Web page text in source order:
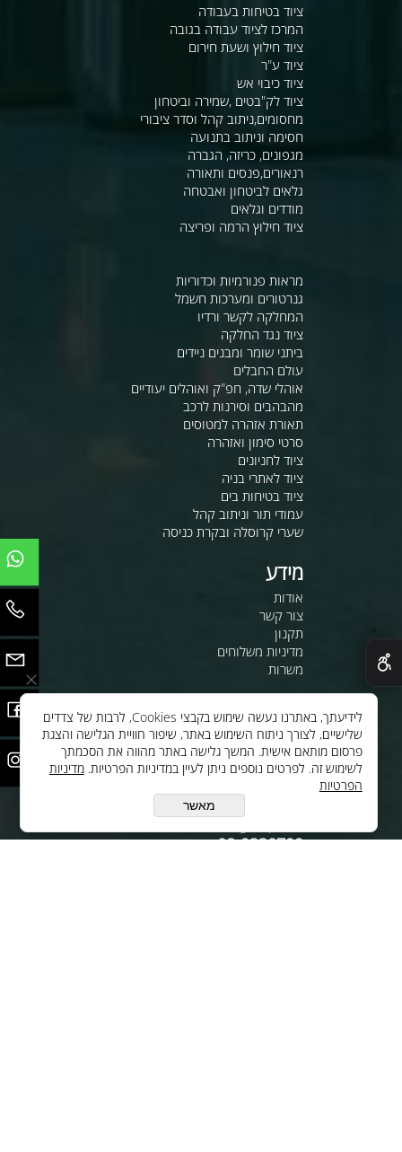
ציוד בטיחות בעבודה
המרכז לציוד עבודה בגובה
ציוד חילוץ ושעת חירום
ציוד ע"ר
ציוד כיבוי אש
ציוד לק"בטים ,שמירה וביטחון
מחסומים,ניתוב קהל וסדר ציבורי
חסימה וניתוב בתנועה
מגפונים, כריזה, הגברה
רנאורים,פנסים ותאורה
גלאים לביטחון ואבטחה
מודדים וגלאים
ציוד חילוץ הרמה ופריצה
מראות פנורמיות וכדוריות
גנרטורים ומערכות חשמל
המחלקה לקשר ורדיו
ציוד נגד החלקה
ביתני שומר ומבנים ניידים
עולם החבלים
אוהלי שדה, חפ"ק ואוהלים יעודיים
מהבהבים וסירנות לרכב
תאורת אזהרה למטוסים
סרטי סימון ואזהרה
ציוד לחניונים
ציוד לאתרי בניה
ציוד בטיחות בים
עמודי תור וניתוב קהל
שערי קרוסלה ובקרת כניסה
מידע
אודות
צור קשר
תקנון
מדיניות משלוחים
משרות
לסי.איי.אל טכנולוגיות 1997 בע"מ
ענק האלקטרוניקה טכנולוגיות
מתקדמות בע"מ
יצירת קשר
08-9330799
לידיעתך, באתרנו נעשה שימוש בקבצי Cookies, לרבות של צדדים
שלישיים, לצורך ניתוח השימוש באתר, שיפור חוויית הגלישה והצגת
פרסום מותאם אישית. המשך גלישה באתר מהווה את הסכמתך
לשימוש זה. לפרטים נוספים ניתן לעיין במדיניות הפרטיות. מדיניות
הפרטיות
מאשר